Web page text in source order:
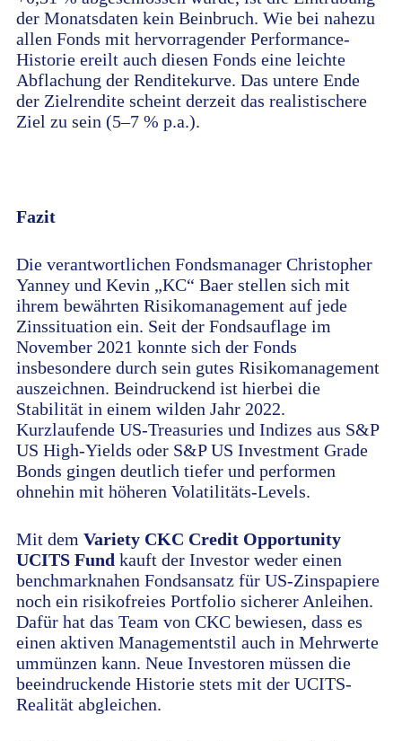
der Monatsdaten kein Beinbruch. Wie bei nahezu
allen Fonds mit hervorragender Performance-
Historie ereilt auch diesen Fonds eine leichte
Abflachung der Renditekurve. Das untere Ende
der Zielrendite scheint derzeit das realistischere
Ziel zu sein (5–7 % p.a.).
Fazit
Die verantwortlichen Fondsmanager Christopher
Yanney und Kevin „KC“ Baer stellen sich mit
ihrem bewährten Risikomanagement auf jede
Zinssituation ein. Seit der Fondsauflage im
November 2021 konnte sich der Fonds
insbesondere durch sein gutes Risikomanagement
auszeichnen. Beindruckend ist hierbei die
Stabilität in einem wilden Jahr 2022.
Kurzlaufende US-Treasuries und Indizes aus S&P
US High-Yields oder S&P US Investment Grade
Bonds gingen deutlich tiefer und performen
ohnehin mit höheren Volatilitäts-Levels.
Mit dem Variety CKC Credit Opportunity
UCITS Fund kauft der Investor weder einen
benchmarknahen Fondsansatz für US-Zinspapiere
noch ein risikofreies Portfolio sicherer Anleihen.
Dafür hat das Team von CKC bewiesen, dass es
einen aktiven Managementstil auch in Mehrwerte
ummünzen kann. Neue Investoren müssen die
beeindruckende Historie stets mit der UCITS-
Realität abgleichen.